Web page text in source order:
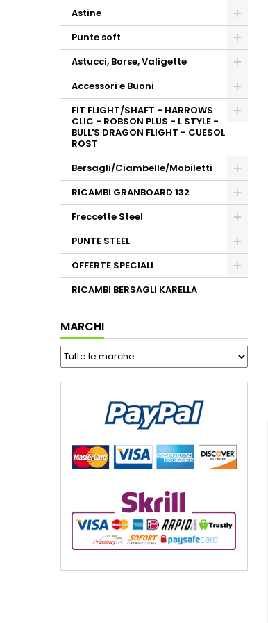
Astine
Punte soft
Astucci, Borse, Valigette
Accessori e Buoni
FIT FLIGHT/SHAFT - HARROWS
CLIC - ROBSON PLUS - L STYLE -
BULL'S DRAGON FLIGHT - CUESOL
ROST
Bersagli/Ciambelle/Mobiletti
RICAMBI GRANBOARD 132
Freccette Steel
PUNTE STEEL
OFFERTE SPECIALI
RICAMBI BERSAGLI KARELLA
MARCHI